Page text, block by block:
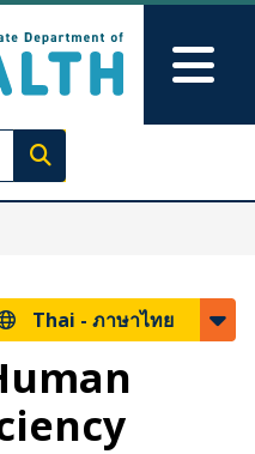
Execute search
Thai - ภาษาไทย